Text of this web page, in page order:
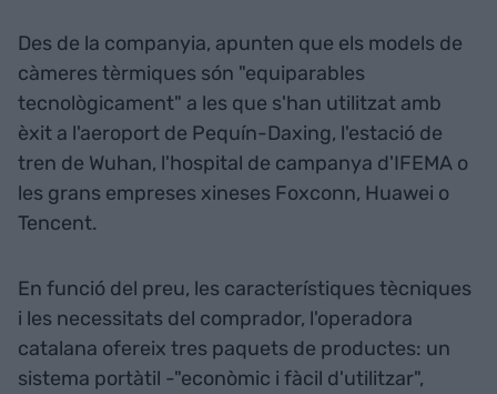
Des de la companyia, apunten que els models de
càmeres tèrmiques són "equiparables
tecnològicament" a les que s'han utilitzat amb
èxit a l'aeroport de Pequín-Daxing, l'estació de
tren de Wuhan, l'hospital de campanya d'IFEMA o
les grans empreses xineses Foxconn, Huawei o
Tencent.
En funció del preu, les característiques tècniques
i les necessitats del comprador, l'operadora
catalana ofereix tres paquets de productes: un
sistema portàtil -"econòmic i fàcil d'utilitzar",